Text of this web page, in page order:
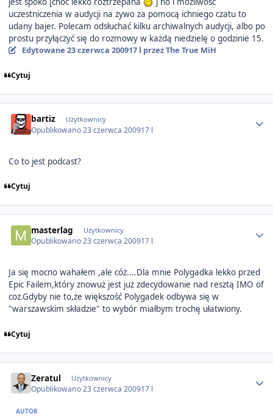
uczestniczenia w audycji na żywo za pomocą ichniego czatu to
udany bajer. Polecam odsłuchać kilku archiwalnych audycji, albo po
prostu przyłączyć się do rozmowy w każdą niedzielę o godzinie 15.
Edytowane 23 czerwca 200917 l przez The True MiH
Cytuj
bartiz Użytkownicy
Opublikowano23 czerwca 200917 l
Co to jest podcast?
Cytuj
masterlag Użytkownicy
Opublikowano23 czerwca 200917 l
Ja się mocno wahałem ,ale cóż....Dla mnie Polygadka lekko przed
Epic Failem,który znowuż jest już zdecydowanie nad resztą IMO of
coz.Gdyby nie to,że większość Polygadek odbywa się w
"warszawskim składzie" to wybór miałbym trochę ułatwiony.
Cytuj
Zeratul Użytkownicy
Opublikowano23 czerwca 200917 l
AUTOR